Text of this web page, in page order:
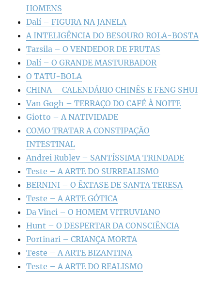
HOMENS
Dalí – FIGURA NA JANELA
A INTELIGÊNCIA DO BESOURO ROLA-BOSTA
Tarsila – O VENDEDOR DE FRUTAS
Dalí – O GRANDE MASTURBADOR
O TATU-BOLA
CHINA – CALENDÁRIO CHINÊS E FENG SHUI
Van Gogh – TERRAÇO DO CAFÉ À NOITE
Giotto – A NATIVIDADE
COMO TRATAR A CONSTIPAÇÃO
INTESTINAL
Andrei Rublev – SANTÍSSIMA TRINDADE
Teste – A ARTE DO SURREALISMO
BERNINI – O ÊXTASE DE SANTA TERESA
Teste – A ARTE GÓTICA
Da Vinci – O HOMEM VITRUVIANO
Hunt – O DESPERTAR DA CONSCIÊNCIA
Portinari – CRIANÇA MORTA
Teste – A ARTE BIZANTINA
Teste – A ARTE DO REALISMO